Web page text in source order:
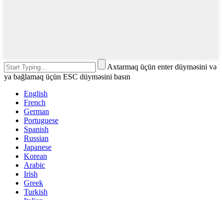
Axtarmaq üçün enter düyməsini və
ya bağlamaq üçün ESC düyməsini basın
English
French
German
Portuguese
Spanish
Russian
Japanese
Korean
Arabic
Irish
Greek
Turkish